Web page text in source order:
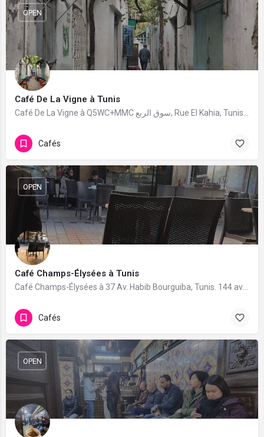
Café De La Vigne à Tunis
OPEN
Cafés
Café Champs-Élysées à Tunis
OPEN
Cafés
OPEN